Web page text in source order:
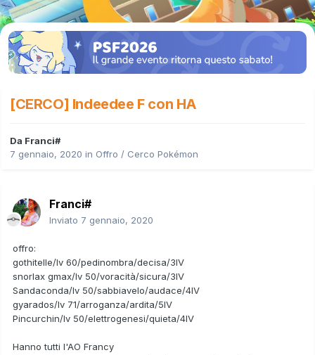
[CERCO] Indeedee F con HA
Da Franci#
7 gennaio, 2020 in Offro / Cerco Pokémon
Franci#
Inviato 7 gennaio, 2020
offro:
gothitelle/lv 60/pedinombra/decisa/3IV
snorlax gmax/lv 50/voracità/sicura/3IV
Sandaconda/lv 50/sabbiavelo/audace/4IV
gyarados/lv 71/arroganza/ardita/5IV
Pincurchin/lv 50/elettrogenesi/quieta/4IV
Hanno tutti l'AO Francy